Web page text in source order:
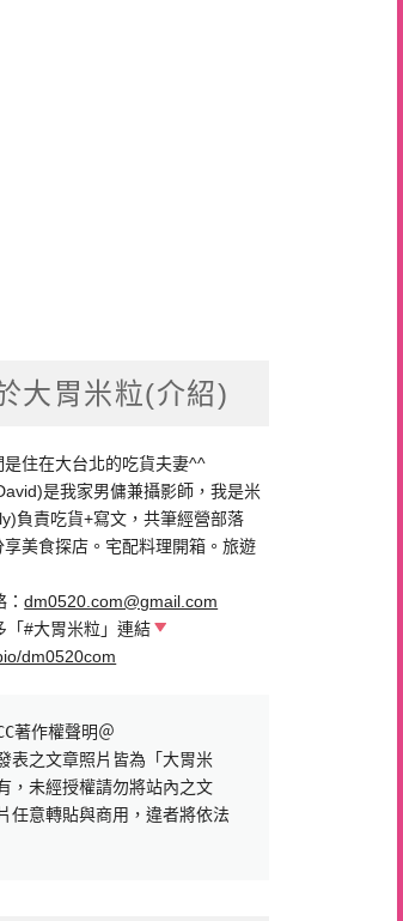
大胃米粒(介紹)
是住在大台北的吃貨夫妻^^
是我家男傭兼攝影師，我是米
負責吃貨+寫文，共筆經營部落
享美食探店。宅配料理開箱。旅遊
：dm0520.com@gmail.com
「#大胃米粒」連結
dm0520com
著作權聲明＠
表之文章照片皆為「大胃米
，未經授權請勿將站內之文
任意轉貼與商用，違者將依法